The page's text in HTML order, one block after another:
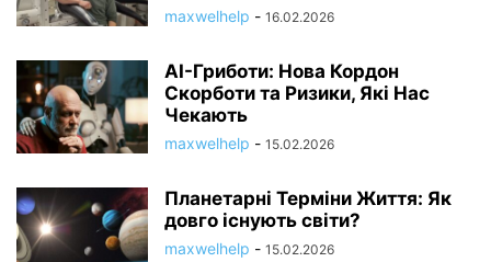
maxwelhelp - 16.02.2026
AI-Гриботи: Нова Кордон
Скорботи та Ризики, Які Нас
Чекають
maxwelhelp - 15.02.2026
Планетарні Терміни Життя: Як
довго існують світи?
maxwelhelp - 15.02.2026